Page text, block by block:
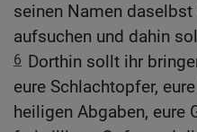
seinen Namen
aufsuchen und dahin
6 Dorthin sollt ihr
eure Schlachtopfer,
heiligen Abgaben, eure